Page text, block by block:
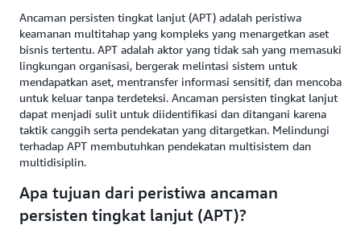
Ancaman persisten tingkat lanjut (APT) adalah peristiwa
keamanan multitahap yang kompleks yang menargetkan aset
bisnis tertentu. APT adalah aktor yang tidak sah yang memasuki
lingkungan organisasi, bergerak melintasi sistem untuk
mendapatkan aset, mentransfer informasi sensitif, dan mencoba
untuk keluar tanpa terdeteksi. Ancaman persisten tingkat lanjut
dapat menjadi sulit untuk diidentifikasi dan ditangani karena
taktik canggih serta pendekatan yang ditargetkan. Melindungi
terhadap APT membutuhkan pendekatan multisistem dan
multidisiplin.
Apa tujuan dari peristiwa ancaman
persisten tingkat lanjut (APT)?